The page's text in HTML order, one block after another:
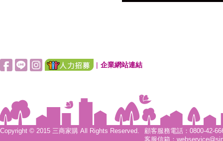
| 企業網站連結
Copyright © 2015 三商家購 All Rights Reserved.
顧客服務電話：0800-42-
客服信箱：